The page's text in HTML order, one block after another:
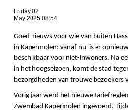
Friday 02
May 2025 08:54
Goed nieuws voor wie van buiten
in Kapermolen: vanaf nu is er
beschikbaar voor niet-inwoners. Na
in het hoogseizoen, komt de stad
bezorgdheden van trouwe bezoekers
Vorig jaar werd het nieuwe
Zwembad Kapermolen ingevoerd.